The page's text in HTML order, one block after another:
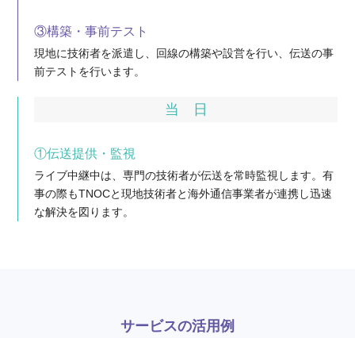
③構築・事前テスト
現地に技術者を派遣し、回線の構築や設営を行い、伝送の事
前テストを行います。
当 日
①伝送提供・監視
ライブ中継中は、専門の技術者が伝送を常時監視します。有
事の際もTNOCと現地技術者と海外通信事業者が連携し迅速
な解決を図ります。
サービスの活用例